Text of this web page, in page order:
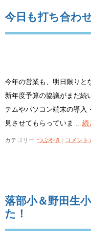
今日も打ち合わ
今年の営業も、明日限りと
新年度予算の協議がまだ続
テムやパソコン端末の導入
見させてもらっていま … 続
カテゴリー: つぶやき コメント
落部小＆野田生
た！